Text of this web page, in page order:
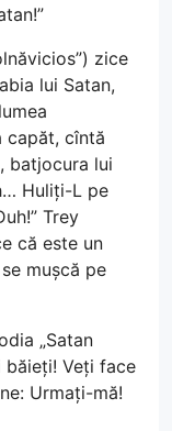
zice
lui Satan,
capăt, cîntă
batjocura lui
Huliți-L pe
Trey
că este un
mușcă pe
„Satan
băieți! Veți face
Urmați-mă!